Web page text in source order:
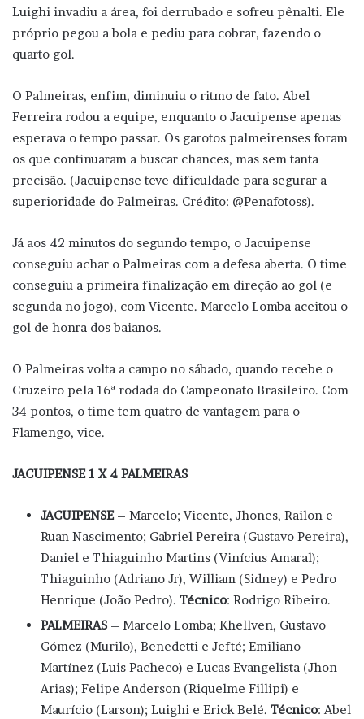
Luighi invadiu a área, foi derrubado e sofreu pênalti. Ele
próprio pegou a bola e pediu para cobrar, fazendo o
quarto gol.
O Palmeiras, enfim, diminuiu o ritmo de fato. Abel
Ferreira rodou a equipe, enquanto o Jacuipense apenas
esperava o tempo passar. Os garotos palmeirenses foram
os que continuaram a buscar chances, mas sem tanta
precisão. (Jacuipense teve dificuldade para segurar a
superioridade do Palmeiras. Crédito: @Penafotoss).
Já aos 42 minutos do segundo tempo, o Jacuipense
conseguiu achar o Palmeiras com a defesa aberta. O time
conseguiu a primeira finalização em direção ao gol (e
segunda no jogo), com Vicente. Marcelo Lomba aceitou o
gol de honra dos baianos.
O Palmeiras volta a campo no sábado, quando recebe o
Cruzeiro pela 16ª rodada do Campeonato Brasileiro. Com
34 pontos, o time tem quatro de vantagem para o
Flamengo, vice.
JACUIPENSE 1 X 4 PALMEIRAS
JACUIPENSE – Marcelo; Vicente, Jhones, Railon e
Ruan Nascimento; Gabriel Pereira (Gustavo Pereira),
Daniel e Thiaguinho Martins (Vinícius Amaral);
Thiaguinho (Adriano Jr), William (Sidney) e Pedro
Henrique (João Pedro). Técnico: Rodrigo Ribeiro.
PALMEIRAS – Marcelo Lomba; Khellven, Gustavo
Gómez (Murilo), Benedetti e Jefté; Emiliano
Martínez (Luis Pacheco) e Lucas Evangelista (Jhon
Arias); Felipe Anderson (Riquelme Fillipi) e
Maurício (Larson); Luighi e Erick Belé. Técnico: Abel